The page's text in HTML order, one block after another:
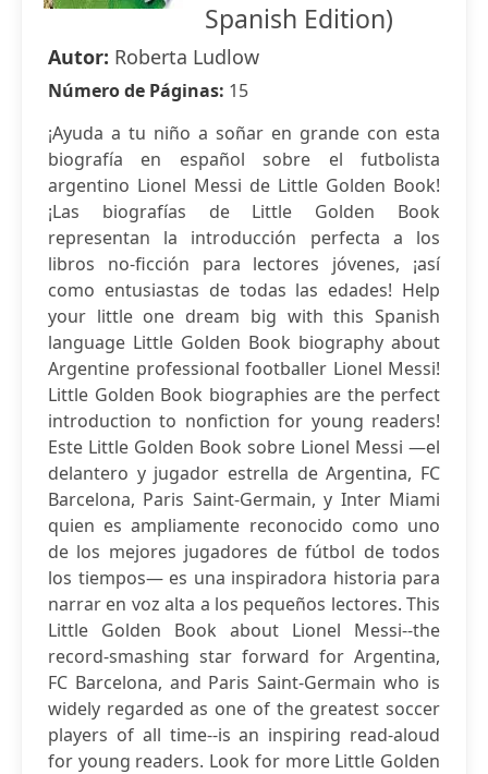
Spanish Edition)
Autor: Roberta Ludlow
Número de Páginas: 15
¡Ayuda a tu niño a soñar en grande con esta
biografía en español sobre el futbolista
argentino Lionel Messi de Little Golden Book!
¡Las biografías de Little Golden Book
representan la introducción perfecta a los
libros no-ficción para lectores jóvenes, ¡así
como entusiastas de todas las edades! Help
your little one dream big with this Spanish
language Little Golden Book biography about
Argentine professional footballer Lionel Messi!
Little Golden Book biographies are the perfect
introduction to nonfiction for young readers!
Este Little Golden Book sobre Lionel Messi —el
delantero y jugador estrella de Argentina, FC
Barcelona, Paris Saint-Germain, y Inter Miami
quien es ampliamente reconocido como uno
de los mejores jugadores de fútbol de todos
los tiempos— es una inspiradora historia para
narrar en voz alta a los pequeños lectores. This
Little Golden Book about Lionel Messi--the
record-smashing star forward for Argentina,
FC Barcelona, and Paris Saint-Germain who is
widely regarded as one of the greatest soccer
players of all time--is an inspiring read-aloud
for young readers. Look for more Little Golden